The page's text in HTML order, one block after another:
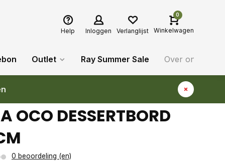
Help Inloggen Verlanglijst
0
Winkelwagen
Outlet Ray Summer Sale Over ons
OCO DESSERTBORD
0 beoordeling (en)